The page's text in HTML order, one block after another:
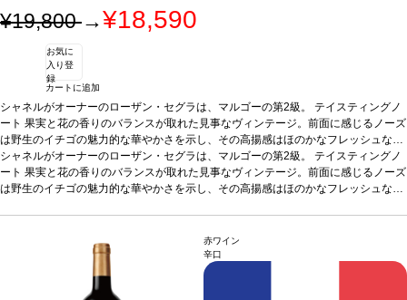
¥19,800→¥18,590
お気に
入り登
録
カートに追加
シャネルがオーナーのローザン・セグラは、マルゴーの第2級。 テイスティングノ
ート 果実と花の香りのバランスが取れた見事なヴィンテージ。前面に感じるノーズ
は野生のイチゴの魅力的な華やかさを示し、その高揚感はほのかなフレッシュなバ
ラの花びらで抑えられている。ピオニーとホワイトサップの繊細な含みに導かれ
て、花の含みが広がる。一方で胡椒、チョコレート、ラズベリーのスパイスの香り
が背景で湧き上がる。アタックは生き生きとしていて、ブラッドオレンジの甘さと
5% カベルネ・ソーヴィニヨン、25% メルロー
シャネルがオーナーのローザン・セグラは、マルゴーの第2級。 テイスティングノ
ート 果実と花の香りのバランスが取れた見事なヴィンテージ。前面に感じるノーズ
は野生のイチゴの魅力的な華やかさを示し、その高揚感はほのかなフレッシュなバ
が背景で湧き上がる。アタックは生き生きとしていて、ブラッドオレンジの甘さと
シャープさ、そして優しい苦味の二面性が長く残る。完全な熟度で収穫されたカベ
ルネ・ソーヴィニヨンにより昇華された、素晴らしいバランスを持つ。
7
5% カベルネ・ソーヴィニヨン、25% メルロー
赤ワイン
辛口